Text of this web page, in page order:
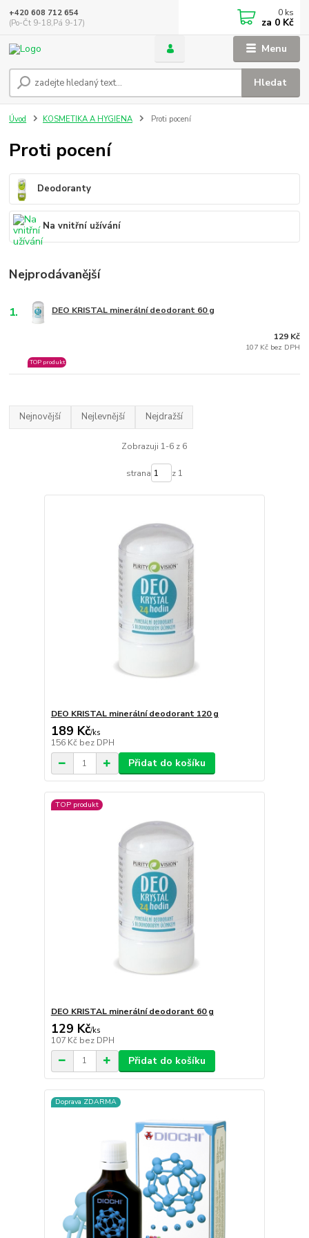
Menu
Hledat
+420 608 712 654
(Po-Čt 9-18,Pá 9-17)
0 ks
za 0 Kč
Úvod KOSMETIKA A HYGIENA Proti pocení
Proti pocení
Deodoranty
Na vnitřní užívání
Nejprodávanější
1. DEO KRISTAL minerální deodorant 60 g
TOP produkt
129 Kč
107 Kč bez DPH
Nejnovější Nejlevnější Nejdražší
Zobrazuji 1-6 z 6
strana z 1
DEO KRISTAL minerální deodorant 120 g
189 Kč/ks
156 Kč bez DPH
Přidat do košíku
TOP produkt
DEO KRISTAL minerální deodorant 60 g
129 Kč/ks
107 Kč bez DPH
Přidat do košíku
Doprava ZDARMA